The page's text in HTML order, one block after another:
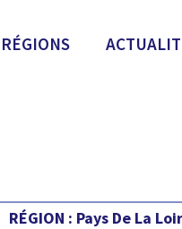
RÉGION : Pays De La